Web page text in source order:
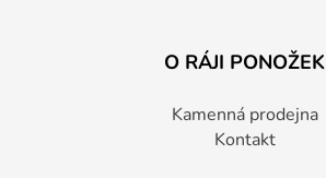
O RÁJI PONOŽEK
Kamenná prodejna
Kontakt